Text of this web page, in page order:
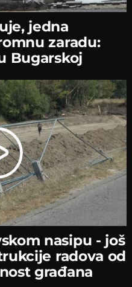
jedna
zaradu:
Bugarskoj
nasipu - јoš
radova od
građana